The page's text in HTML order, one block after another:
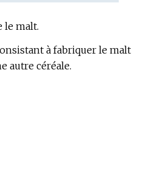
le malt.
à fabriquer le malt
autre céréale.